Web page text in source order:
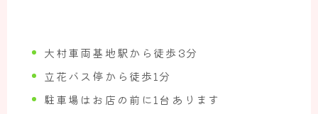
大村車両基地駅から徒歩3分
立花バス停から徒歩1分
駐車場はお店の前に1台あります